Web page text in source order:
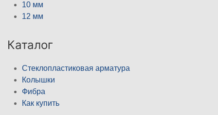
10 мм
12 мм
Каталог
Стеклопластиковая арматура
Колышки
Фибра
Как купить